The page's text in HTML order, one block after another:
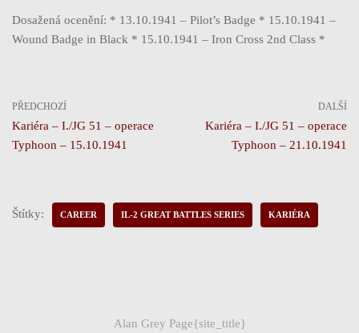
Dosažená ocenění: * 13.10.1941 – Pilot’s Badge * 15.10.1941 –
Wound Badge in Black * 15.10.1941 – Iron Cross 2nd Class *
PŘEDCHOZÍ
Kariéra – I./JG 51 – operace
Typhoon – 15.10.1941
DALŠÍ
Kariéra – I./JG 51 – operace
Typhoon – 21.10.1941
Štítky: CAREER IL-2 GREAT BATTLES SERIES KARIÉRA
Alan Grey Page{site_title}